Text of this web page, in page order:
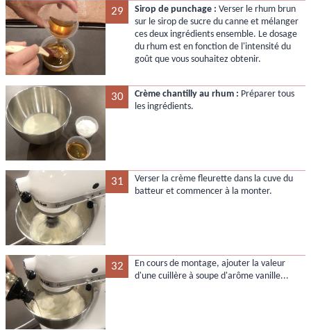
29 Sirop de punchage : Verser le rhum brun
sur le sirop de sucre du canne et mélanger
ces deux ingrédients ensemble. Le dosage
du rhum est en fonction de l'intensité du
goût que vous souhaitez obtenir.
30 Crème chantilly au rhum : Préparer tous
les ingrédients.
31
Verser la crème fleurette dans la cuve du
batteur et commencer à la monter.
32
En cours de montage, ajouter la valeur
d'une cuillère à soupe d'arôme vanille...